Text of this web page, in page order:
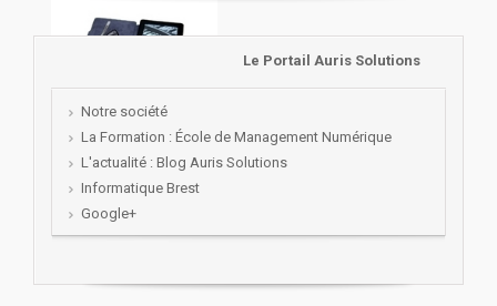
Le Portail Auris Solutions
Notre société
La Formation : École de Management Numérique
L'actualité : Blog Auris Solutions
Informatique Brest
Google+